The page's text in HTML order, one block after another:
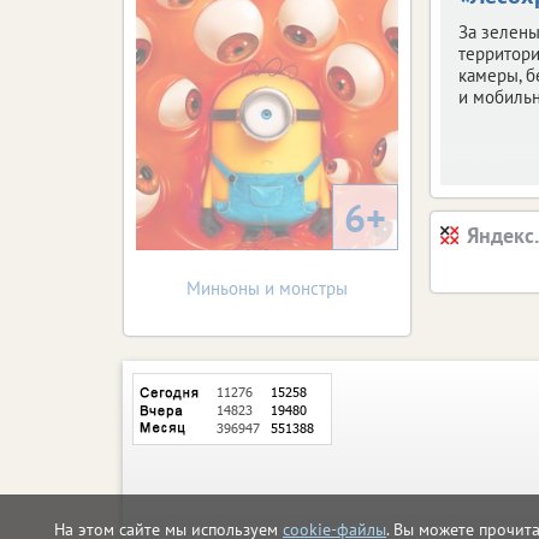
На этом сайте мы используем cookie-файлы. Вы можете
За
камеры,
и
6+
Миньоны и монстры